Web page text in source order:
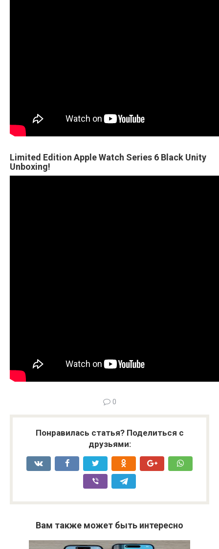
Limited Edition Apple Watch Series 6 Black Unity
Unboxing!
0
Понравилась статья? Поделиться с
друзьями:
Вам также может быть интересно